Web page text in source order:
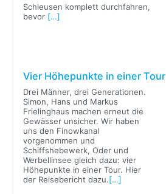
Schleusen komplett durchfahren,
bevor […]
Vier Höhepunkte in einer Tour
Drei Männer, drei Generationen.
Simon, Hans und Markus
Frielinghaus machen erneut die
Gewässer unsicher. Wir haben
uns den Finowkanal
vorgenommen und
Schiffshebewerk, Oder und
Werbellinsee gleich dazu: vier
Höhepunkte in einer Tour. Hier
der Reisebericht dazu.[…]